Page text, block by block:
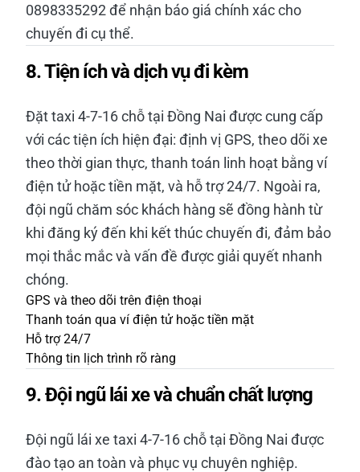
0898335292 để nhận báo giá chính xác cho
chuyến đi cụ thể.
8. Tiện ích và dịch vụ đi kèm
Đặt taxi 4-7-16 chỗ tại Đồng Nai được cung cấp
với các tiện ích hiện đại: định vị GPS, theo dõi xe
theo thời gian thực, thanh toán linh hoạt bằng ví
điện tử hoặc tiền mặt, và hỗ trợ 24/7. Ngoài ra,
đội ngũ chăm sóc khách hàng sẽ đồng hành từ
khi đăng ký đến khi kết thúc chuyến đi, đảm bảo
mọi thắc mắc và vấn đề được giải quyết nhanh
chóng.
GPS và theo dõi trên điện thoại
Thanh toán qua ví điện tử hoặc tiền mặt
Hỗ trợ 24/7
Thông tin lịch trình rõ ràng
9. Đội ngũ lái xe và chuẩn chất lượng
Đội ngũ lái xe taxi 4-7-16 chỗ tại Đồng Nai được
đào tạo an toàn và phục vụ chuyên nghiệp.